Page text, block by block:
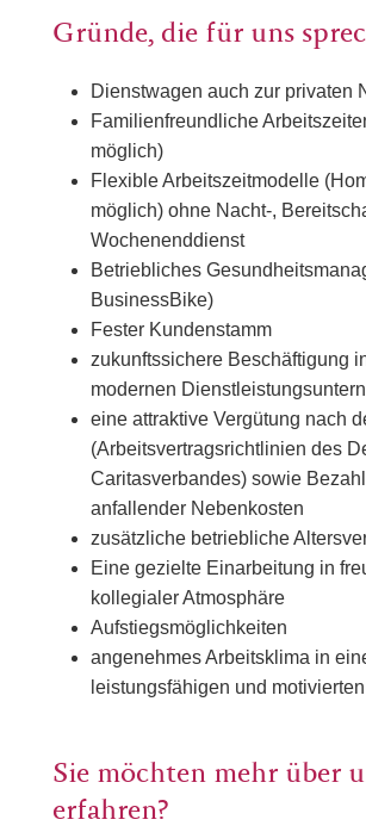
Gründe, die für uns
Dienstwagen auch zur privaten
Familienfreundliche
möglich)
Flexible Arbeitszeitmodelle
möglich) ohne Nacht-,
Wochenenddienst
Betriebliches
BusinessBike)
Fester Kundenstamm
zukunftssichere Beschäftigung
modernen
eine attraktive Vergütung nach
(Arbeitsvertragsrichtlinien des
Caritasverbandes) sowie
anfallender Nebenkosten
zusätzliche betriebliche
Eine gezielte Einarbeitung in
kollegialer Atmosphäre
Aufstiegsmöglichkeiten
angenehmes Arbeitsklima in
leistungsfähigen und
Sie möchten mehr über
erfahren?